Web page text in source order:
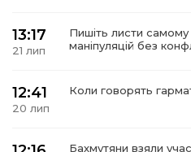
13:17
21 лип
Пишіть листи самому
маніпуляцій без
12:41
20 лип
Коли говорять
Бахмутяни взяли